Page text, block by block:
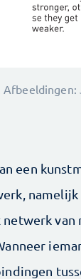
een
van